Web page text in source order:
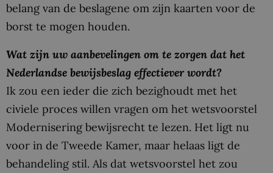
belang van de beslagene om zijn kaarten voor de
borst te mogen houden.
Wat zijn uw aanbevelingen om te zorgen dat het
Nederlandse bewijsbeslag effectiever wordt?
Ik zou een ieder die zich bezighoudt met het
civiele proces willen vragen om het wetsvoorstel
Modernisering bewijsrecht te lezen. Het ligt nu
voor in de Tweede Kamer, maar helaas ligt de
behandeling stil. Als dat wetsvoorstel het zou